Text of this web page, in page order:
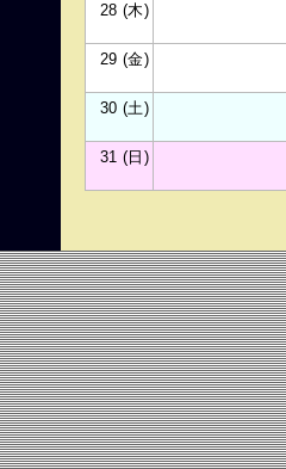
28 (木)
29 (金)
30 (土)
31 (日)